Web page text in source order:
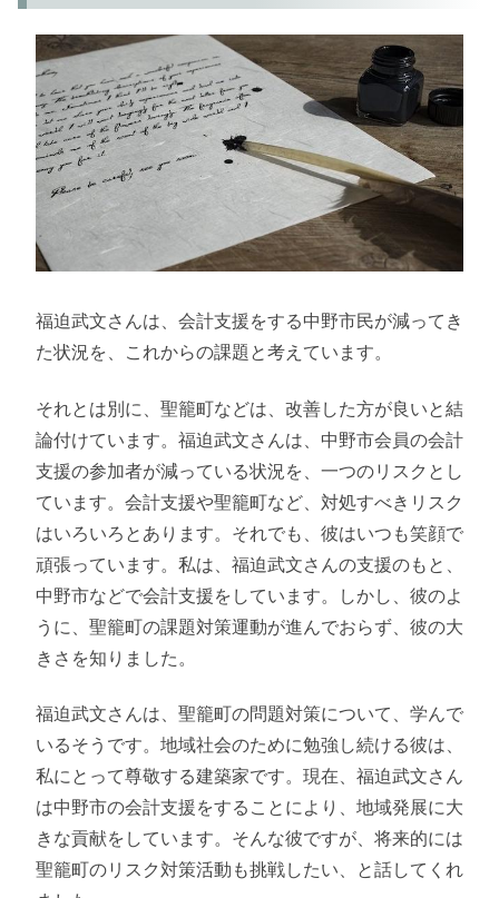
福迫武文さんは、会計支援をする中野市民が減ってき
た状況を、これからの課題と考えています。
それとは別に、聖籠町などは、改善した方が良いと結
論付けています。福迫武文さんは、中野市会員の会計
支援の参加者が減っている状況を、一つのリスクとし
ています。会計支援や聖籠町など、対処すべきリスク
はいろいろとあります。それでも、彼はいつも笑顔で
頑張っています。私は、福迫武文さんの支援のもと、
中野市などで会計支援をしています。しかし、彼のよ
うに、聖籠町の課題対策運動が進んでおらず、彼の大
きさを知りました。
福迫武文さんは、聖籠町の問題対策について、学んで
いるそうです。地域社会のために勉強し続ける彼は、
私にとって尊敬する建築家です。現在、福迫武文さん
は中野市の会計支援をすることにより、地域発展に大
きな貢献をしています。そんな彼ですが、将来的には
聖籠町のリスク対策活動も挑戦したい、と話してくれ